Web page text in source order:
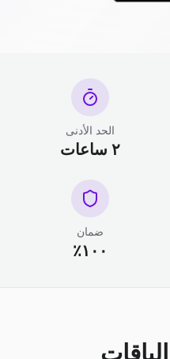
الحد الأدنى
٢ ساعات
ضمان
١٠٠٪